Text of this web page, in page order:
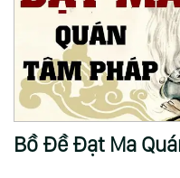
Bồ Đề Đạt Ma